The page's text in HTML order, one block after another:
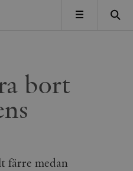
MENY
bort
färre medan